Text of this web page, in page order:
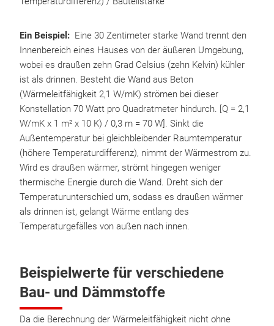
Ein Beispiel: Eine 30 Zentimeter starke Wand trennt den
Innenbereich eines Hauses von der äußeren Umgebung,
wobei es draußen zehn Grad Celsius (zehn Kelvin) kühler
ist als drinnen. Besteht die Wand aus Beton
(Wärmeleitfähigkeit 2,1 W/mK) strömen bei dieser
Konstellation 70 Watt pro Quadratmeter hindurch. [Q = 2,1
W/mK x 1 m² x 10 K) / 0,3 m = 70 W]. Sinkt die
Außentemperatur bei gleichbleibender Raumtemperatur
(höhere Temperaturdifferenz), nimmt der Wärmestrom zu.
Wird es draußen wärmer, strömt hingegen weniger
thermische Energie durch die Wand. Dreht sich der
Temperaturunterschied um, sodass es draußen wärmer
als drinnen ist, gelangt Wärme entlang des
Temperaturgefälles von außen nach innen.
Beispielwerte für verschiedene
Bau- und Dämmstoffe
Da die Berechnung der Wärmeleitfähigkeit nicht ohne